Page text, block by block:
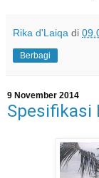
Rika d'Laiqa di
Berbagi
9 November 2014
Spesifikasi